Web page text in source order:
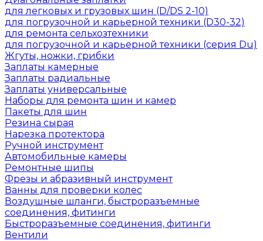
для легковых и грузовых шин (D/DS 2-10)
для погрузочной и карьерной техники (D30-32)
для ремонта сельхозтехники
для погрузочной и карьерной техники (серия Du)
Жгуты, ножки, грибки
Заплаты камерные
Заплаты радиальные
Заплаты универсальные
Наборы для ремонта шин и камер
Пакеты для шин
Резина сырая
Нарезка протектора
Ручной инструмент
Автомобильные камеры
Ремонтные шипы
Фрезы и абразивный инструмент
Ванны для проверки колес
Воздушные шланги, быстроразъемные
соединения, фитинги
Быстроразъемные соединения, фитинги
Вентили